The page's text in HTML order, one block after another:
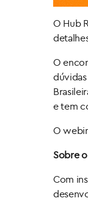
O Hub
O
e tem
O
Sobre
Com